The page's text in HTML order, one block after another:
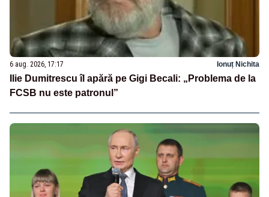
6 aug. 2026, 17:17 Ionuț Nichita
Ilie Dumitrescu îl apără pe Gigi Becali: „Problema de la
FCSB nu este patronul”